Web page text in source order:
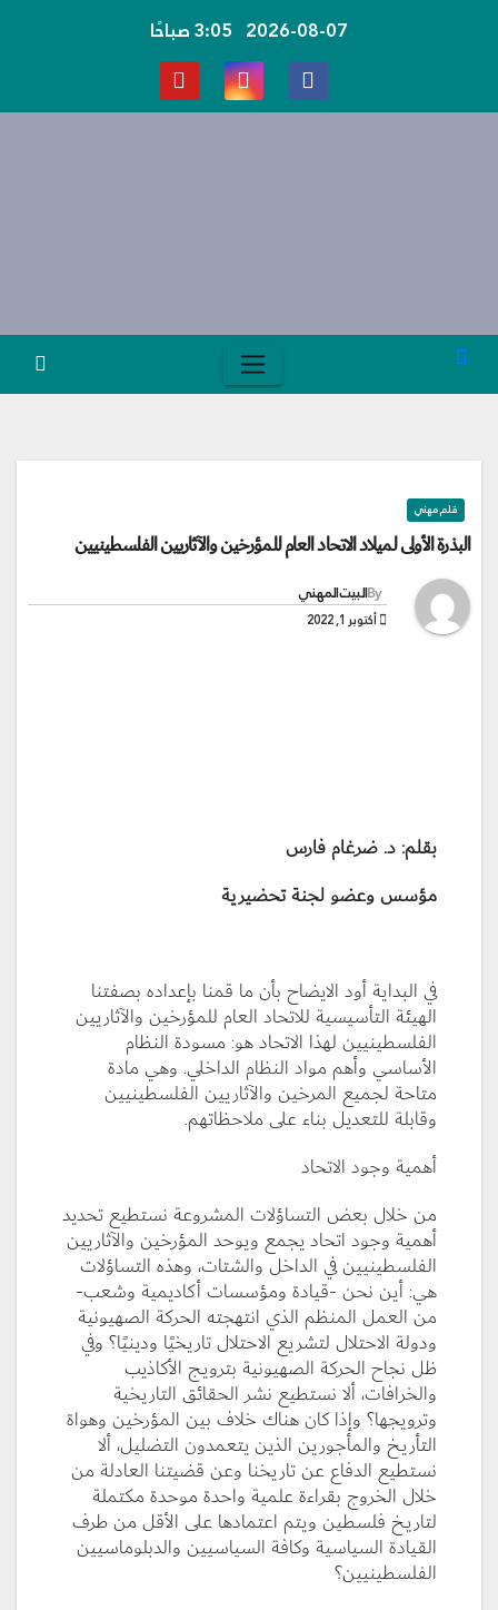
2026-08-07 3:05 صباحًا
قلم مهني
البذرة الأولى لميلاد الاتحاد العام للمؤرخين والآثاريين الفلسطينيين
Byالبيت المهني
أكتوبر 1, 2022
بقلم: د. ضرغام فارس
مؤسس وعضو لجنة تحضيرية
في البداية أود الايضاح بأن ما قمنا بإعداده بصفتنا
الهيئة التأسيسية للاتحاد العام للمؤرخين والآثاريين
الفلسطينيين لهذا الاتحاد هو: مسودة النظام
الأساسي وأهم مواد النظام الداخلي. وهي مادة
متاحة لجميع المرخين والآثاريين الفلسطينيين
وقابلة للتعديل بناء على ملاحظاتهم.
أهمية وجود الاتحاد
من خلال بعض التساؤلات المشروعة نستطيع تحديد
أهمية وجود اتحاد يجمع ويوحد المؤرخين والآثاريين
الفلسطينيين في الداخل والشتات، وهذه التساؤلات
هي: أين نحن -قيادة ومؤسسات أكاديمية وشعب-
من العمل المنظم الذي انتهجته الحركة الصهيونية
ودولة الاحتلال لتشريع الاحتلال تاريخيًا ودينيًا؟ وفي
ظل نجاح الحركة الصهيونية بترويج الأكاذيب
والخرافات، ألا نستطيع نشر الحقائق التاريخية
وترويجها؟ وإذا كان هناك خلاف بين المؤرخين وهواة
التأريخ والمأجورين الذين يتعمدون التضليل، ألا
نستطيع الدفاع عن تاريخنا وعن قضيتنا العادلة من
خلال الخروج بقراءة علمية واحدة موحدة مكتملة
لتاريخ فلسطين ويتم اعتمادها على الأقل من طرف
القيادة السياسية وكافة السياسيين والدبلوماسيين
الفلسطينيين؟